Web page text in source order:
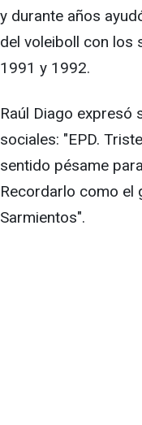
y durante años
del voleiboll con los
1991 y 1992.
Raúl Diago expresó
sociales: "EPD.
sentido pésame
Recordarlo como el
Sarmientos".